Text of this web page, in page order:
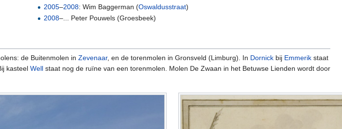
2005–2008: Wim Baggerman (Oswaldusstraat)
2008–... Peter Pouwels (Groesbeek)
de Buitenmolen in Zevenaar, en de torenmolen in Gronsveld (Limburg). In Dornick bij Emmerik staat
kasteel Well staat nog de ruïne van een torenmolen. Molen De Zwaan in het Betuwse Lienden wordt door